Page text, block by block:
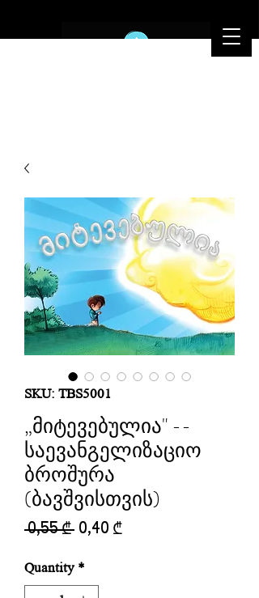
SKU: TBS5001
„მიტევებულია" --
საევანგელიზაციო
ბროშურა
(ბავშვისთვის)
0,55 ₾ Regular
0,40 ₾Sale
Quantity *